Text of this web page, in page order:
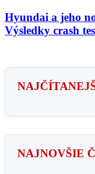
Hyundai a jeho
Výsledky crash
NAJNOVŠIE